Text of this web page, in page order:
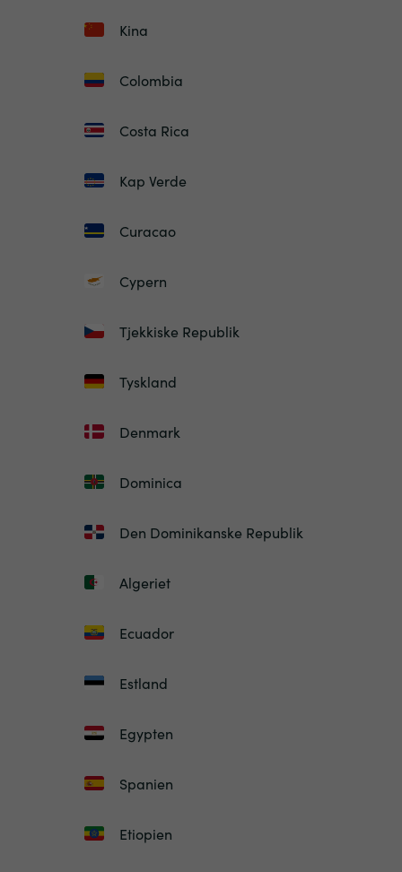
Kina
Colombia
Costa Rica
Kap Verde
Curacao
Cypern
Tjekkiske Republik
Tyskland
Denmark
Dominica
Den Dominikanske Republik
Algeriet
Ecuador
Estland
Egypten
Spanien
Etiopien